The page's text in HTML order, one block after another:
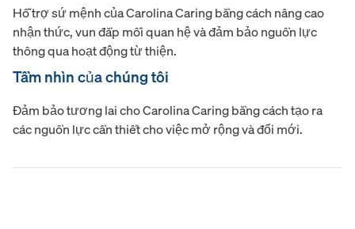
Hỗ trợ sứ mệnh của Carolina Caring bằng cách nâng cao
nhận thức, vun đắp mối quan hệ và đảm bảo nguồn lực
thông qua hoạt động từ thiện.
Tầm nhìn của chúng tôi
Đảm bảo tương lai cho Carolina Caring bằng cách tạo ra
các nguồn lực cần thiết cho việc mở rộng và đổi mới.